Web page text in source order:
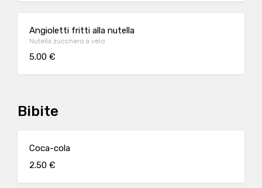
Angioletti fritti alla nutella
Nutella zucchero a velo
5.00 €
Bibite
Coca-cola
2.50 €